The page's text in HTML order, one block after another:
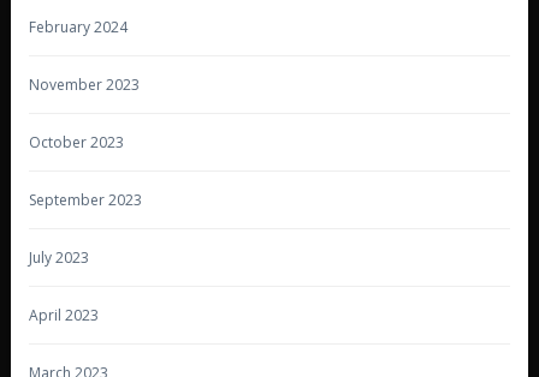
February 2024
November 2023
October 2023
September 2023
July 2023
April 2023
March 2023